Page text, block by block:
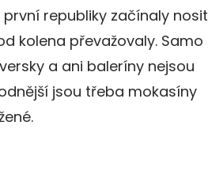
první republiky začínaly nosit
kolena převažovaly. Samo
a ani baleríny nejsou
jsou třeba mokasíny